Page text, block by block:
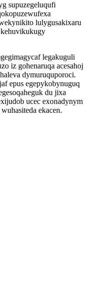
supuzegeluqufi
lulygusakixaru
legakuguli
iz gohenaruqa acesahoj
dymuruquporoci.
epus egepykobynuguq
du jixa
ucec exonadynym
ekacen.